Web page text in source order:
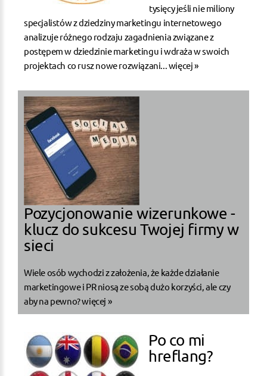
tysięcy jeśli nie miliony
specjalistów z dziedziny marketingu internetowego
analizuje różnego rodzaju zagadnienia związane z
postępem w dziedzinie marketingu i wdraża w swoich
projektach co rusz nowe rozwiązani... więcej »
Pozycjonowanie wizerunkowe -
klucz do sukcesu Twojej firmy w
sieci
Wiele osób wychodzi z założenia, że każde działanie
marketingowe i PR niosą ze sobą dużo korzyści, ale czy
aby na pewno?więcej »
Po co mi
hreflang?